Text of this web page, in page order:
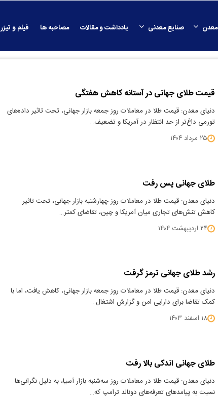
معدن صنایع معدنی یادداشت و مقالات مصاحبه ها فیلم و تیزر
قیمت طلای جهانی در آستانه کاهش هفتگی
​دنیای معدن: قیمت طلا در معاملات روز جمعه بازار جهانی، تحت تاثیر داده‌های
تورمی داغ‌تر از حد انتظار در آمریکا و تضعیف…
۲۵ مرداد ۱۴۰۴
طلای جهانی پس رفت
​دنیای معدن: قیمت طلا در معاملات روز چهارشنبه بازار جهانی، تحت تاثیر
کاهش تنش‌های تجاری میان آمریکا و چین، تقاضای کمتر…
۲۴ اردیبهشت ۱۴۰۴
رشد طلای جهانی ترمز گرفت
دنیای معدن: قیمت طلا در معاملات روز جمعه بازار جهانی، کاهش یافت، اما با
کمک تقاضا برای دارایی امن و گزارش اشتغال…
۱۸ اسفند ۱۴۰۳
طلای جهانی اندکی بالا رفت
​دنیای معدن: قیمت طلا در معاملات روز سه‌شنبه بازار آسیا، به دلیل نگرانی‌ها
نسبت به پیامدهای تعرفه‌های دونالد ترامپ که…